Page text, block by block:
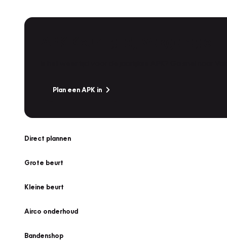
Plan een APK in
Direct plannen
Grote beurt
Kleine beurt
Airco onderhoud
Bandenshop